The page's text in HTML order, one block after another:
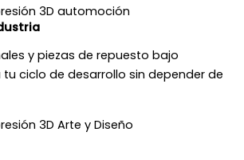
y piezas de repuesto bajo
ciclo de desarrollo sin depender de